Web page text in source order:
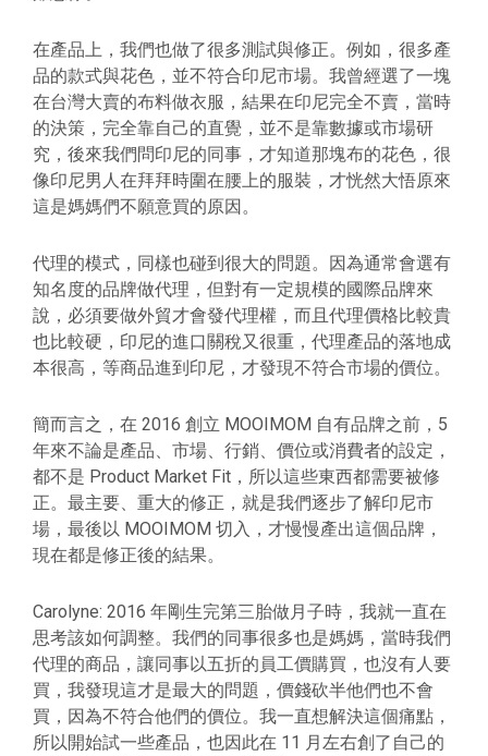
在產品上，我們也做了很多測試與修正。例如，很多產
品的款式與花色，並不符合印尼市場。我曾經選了一塊
在台灣大賣的布料做衣服，結果在印尼完全不賣，當時
的決策，完全靠自己的直覺，並不是靠數據或市場研
究，後來我們問印尼的同事，才知道那塊布的花色，很
像印尼男人在拜拜時圍在腰上的服裝，才恍然大悟原來
這是媽媽們不願意買的原因。
代理的模式，同樣也碰到很大的問題。因為通常會選有
知名度的品牌做代理，但對有一定規模的國際品牌來
說，必須要做外貿才會發代理權，而且代理價格比較貴
也比較硬，印尼的進口關稅又很重，代理產品的落地成
本很高，等商品進到印尼，才發現不符合市場的價位。
簡而言之，在 2016 創立 MOOIMOM 自有品牌之前，5
年來不論是產品、市場、行銷、價位或消費者的設定，
都不是 Product Market Fit，所以這些東西都需要被修
正。最主要、重大的修正，就是我們逐步了解印尼市
場，最後以 MOOIMOM 切入，才慢慢產出這個品牌，
現在都是修正後的結果。
Carolyne: 2016 年剛生完第三胎做月子時，我就一直在
思考該如何調整。我們的同事很多也是媽媽，當時我們
代理的商品，讓同事以五折的員工價購買，也沒有人要
買，我發現這才是最大的問題，價錢砍半他們也不會
買，因為不符合他們的價位。我一直想解決這個痛點，
所以開始試一些產品，也因此在 11 月左右創了自己的